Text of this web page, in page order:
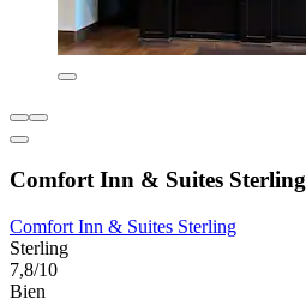
Comfort Inn & Suites Sterling
Comfort Inn & Suites Sterling
Sterling
7,8/10
Bien